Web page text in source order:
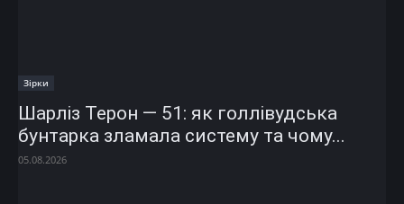
Зірки
Шарліз Терон — 51: як голлівудська
бунтарка зламала систему та чому...
05.08.2026